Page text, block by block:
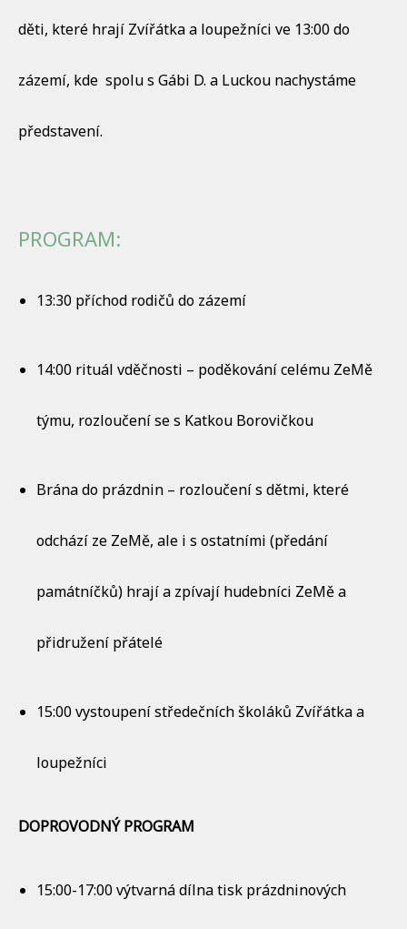
děti, které hrají Zvířátka a loupežníci ve 13:00 do
zázemí, kde spolu s Gábi D. a Luckou nachystáme
představení.
PROGRAM:
13:30 příchod rodičů do zázemí
14:00 rituál vděčnosti – poděkování celému ZeMě
týmu, rozloučení se s Katkou Borovičkou
Brána do prázdnin – rozloučení s dětmi, které
odchází ze ZeMě, ale i s ostatními (předání
památníčků) hrají a zpívají hudebníci ZeMě a
přidružení přátelé
15:00 vystoupení středečních školáků Zvířátka a
loupežníci
DOPROVODNÝ PROGRAM
15:00-17:00 výtvarná dílna tisk prázdninových